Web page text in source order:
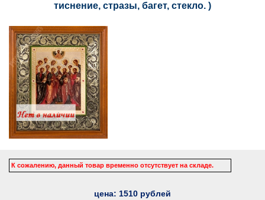
тиснение, стразы, багет, стекло. )
К сожалению, данный товар временно отсутствует на складе.
цена: 1510 рублей